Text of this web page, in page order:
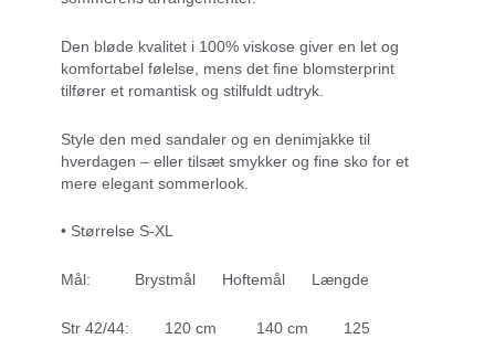
Den bløde kvalitet i 100% viskose giver en let og
komfortabel følelse, mens det fine blomsterprint
tilfører et romantisk og stilfuldt udtryk.
Style den med sandaler og en denimjakke til
hverdagen – eller tilsæt smykker og fine sko for et
mere elegant sommerlook.
• Størrelse S-XL
Mål: Brystmål Hoftemål Længde
Str 42/44: 120 cm 140 cm 125